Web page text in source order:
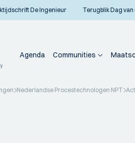
De Ingenieur Terugblik Dag
Agenda Communities
Nederlandse Procestechnologen NPT